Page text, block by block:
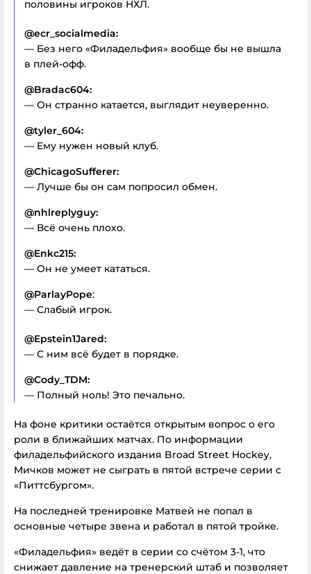
половины игроков НХЛ.
@ecr_socialmedia:
— Без него «Филадельфия» вообще бы не вышла
в плей-офф.
@Bradac604:
— Он странно катается, выглядит неуверенно.
@tyler_604:
— Ему нужен новый клуб.
@ChicagoSufferer:
— Лучше бы он сам попросил обмен.
@nhlreplyguy:
— Всё очень плохо.
@Enkc215:
— Он не умеет кататься.
@ParlayPope:
— Слабый игрок.
@Epstein1Jared:
— С ним всё будет в порядке.
@Cody_TDM:
— Полный ноль! Это печально.
На фоне критики остаётся открытым вопрос о его
роли в ближайших матчах. По информации
филадельфийского издания Broad Street Hockey,
Мичков может не сыграть в пятой встрече серии с
«Питтсбургом».
На последней тренировке Матвей не попал в
основные четыре звена и работал в пятой тройке.
«Филадельфия» ведёт в серии со счётом 3-1, что
снижает давление на тренерский штаб и позволяет